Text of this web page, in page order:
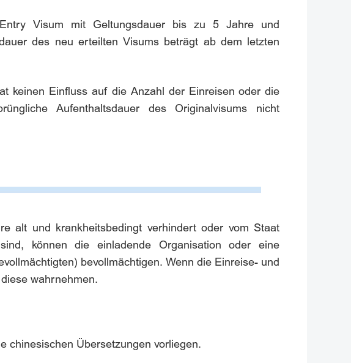
Visum mit Geltungsdauer bis zu 5 Jahre und
des neu erteilten Visums beträgt ab dem letzten
keinen Einfluss auf die Anzahl der Einreisen oder die
Aufenthaltsdauer des Originalvisums nicht
alt und krankheitsbedingt verhindert oder vom Staat
können die einladende Organisation oder eine
bevollmächtigen. Wenn die Einreise- und
wahrnehmen.
chinesischen Übersetzungen vorliegen.